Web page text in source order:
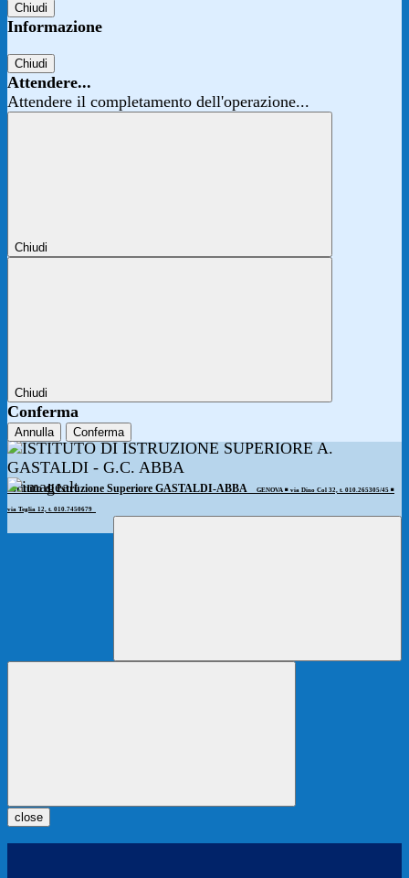
Chiudi
Informazione
Chiudi
Attendere...
Attendere il completamento dell'operazione...
Chiudi
Chiudi
Conferma
Annulla Conferma
Istituto di Istruzione Superiore GASTALDI-ABBA GENOVA ◾️ via Dino Col 32, t. 010.265305/45 ◾️
via Teglia 12, t. 010.7450679
close